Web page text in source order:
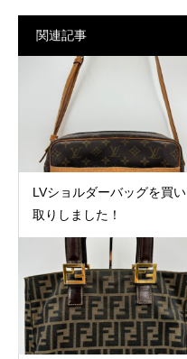
関連記事
LVショルダーバッグを買い
取りしました！